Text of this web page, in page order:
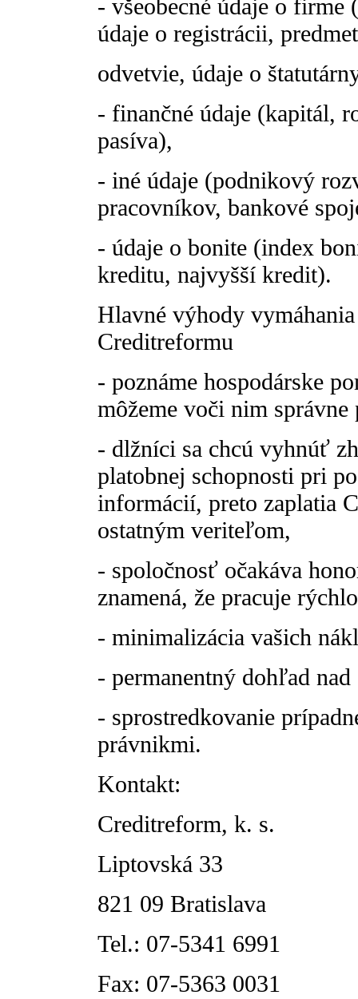
- všeobecné údaje o firme
údaje o registrácii,
odvetvie, údaje o
- finančné údaje (kapitál,
pasíva),
- iné údaje (podnikový
pracovníkov, bankové
- údaje o bonite (index
kreditu, najvyšší kredit).
Hlavné výhody
Creditreformu
- poznáme hospodárske
môžeme voči nim
- dlžníci sa chcú vyhnúť
platobnej schopnosti pri
informácií, preto zaplatia
ostatným veriteľom,
- spoločnosť očakáva
znamená, že pracuje
- minimalizácia vašich
- permanentný dohľad
- sprostredkovanie
právnikmi.
Kontakt:
Creditreform, k. s.
Liptovská 33
821 09 Bratislava
Tel.: 07-5341 6991
Fax: 07-5363 0031